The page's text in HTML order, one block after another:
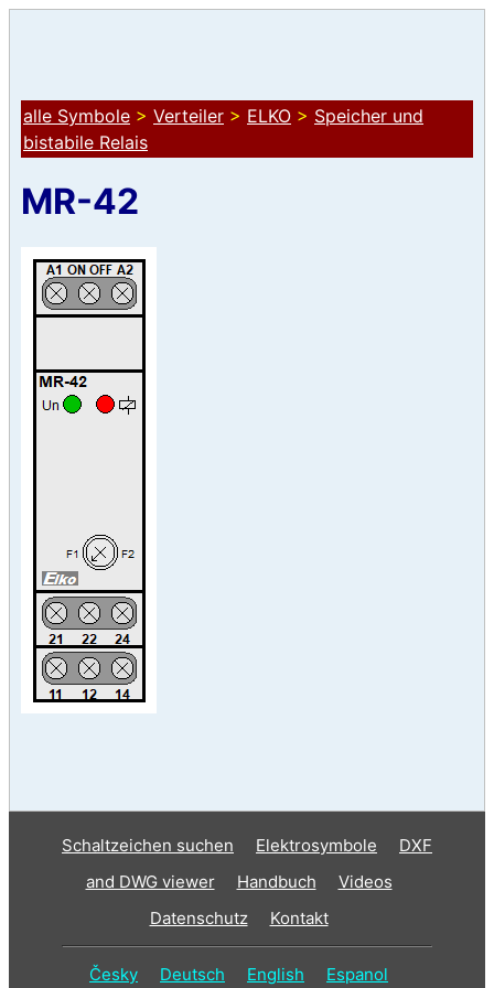
alle Symbole > Verteiler > ELKO > Speicher und
bistabile Relais
MR-42
Schaltzeichen suchen Elektrosymbole
DXF
and DWG viewer
Handbuch
Videos
Datenschutz
Kontakt
Česky Deutsch English Espanol